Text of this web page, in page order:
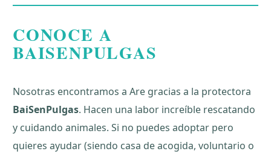
CONOCE A
BAISENPULGAS
Nosotras encontramos a Are gracias a la protectora
BaiSenPulgas. Hacen una labor increíble rescatando
y cuidando animales. Si no puedes adoptar pero
quieres ayudar (siendo casa de acogida, voluntario o